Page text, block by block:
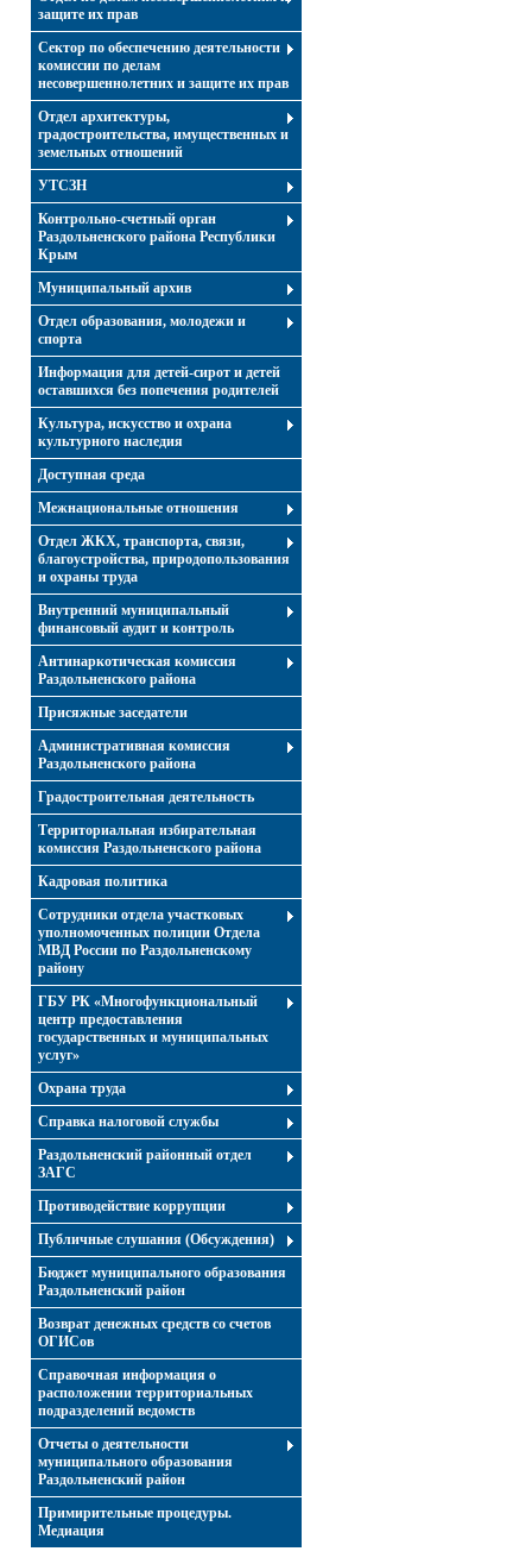
защите их прав
Сектор по обеспечению деятельности
комиссии по делам
несовершеннолетних и защите их прав
Отдел архитектуры,
градостроительства, имущественных и
земельных отношений
УТСЗН
Контрольно-счетный орган
Раздольненского района Республики
Крым
Муниципальный архив
Отдел образования, молодежи и
спорта
Информация для детей-сирот и детей
оставшихся без попечения родителей
Культура, искусство и охрана
культурного наследия
Доступная среда
Межнациональные отношения
Отдел ЖКХ, транспорта, связи,
благоустройства, природопользования
и охраны труда
Внутренний муниципальный
финансовый аудит и контроль
Антинаркотическая комиссия
Раздольненского района
Присяжные заседатели
Административная комиссия
Раздольненского района
Градостроительная деятельность
Территориальная избирательная
комиссия Раздольненского района
Кадровая политика
Сотрудники отдела участковых
уполномоченных полиции Отдела
МВД России по Раздольненскому
району
ГБУ РК «Многофункциональный
центр предоставления
государственных и муниципальных
услуг»
Охрана труда
Справка налоговой службы
Раздольненский районный отдел
ЗАГС
Противодействие коррупции
Публичные слушания (Обсуждения)
Бюджет муниципального образования
Раздольненский район
Возврат денежных средств со счетов
ОГИСов
Справочная информация о
расположении территориальных
подразделений ведомств
Отчеты о деятельности
муниципального образования
Раздольненский район
Примирительные процедуры.
Медиация